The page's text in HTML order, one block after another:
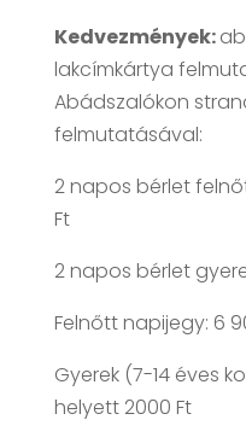
Kedvezmények:
lakcímkártya
Abádszalókon
felmutatásával:
2 napos bérlet
Ft
2 napos bérlet
Felnőtt napijegy: 6
Gyerek (7-14 éves
helyett 2000 Ft